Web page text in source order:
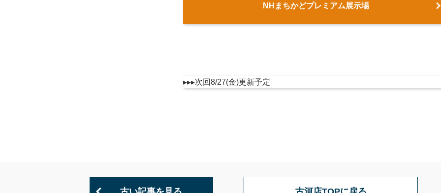
NHまちかどプレミアム展示場
▸▸▸次回8/27(金)更新予定